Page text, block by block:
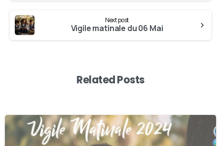
Next post
Vigile matinale du 06 Mai
Related Posts